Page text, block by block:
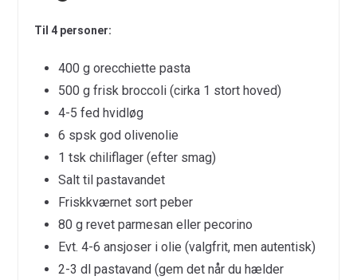
Til 4 personer:
400 g orecchiette pasta
500 g frisk broccoli (cirka 1 stort hoved)
4-5 fed hvidløg
6 spsk god olivenolie
1 tsk chiliflager (efter smag)
Salt til pastavandet
Friskkværnet sort peber
80 g revet parmesan eller pecorino
Evt. 4-6 ansjoser i olie (valgfrit, men autentisk)
2-3 dl pastavand (gem det når du hælder